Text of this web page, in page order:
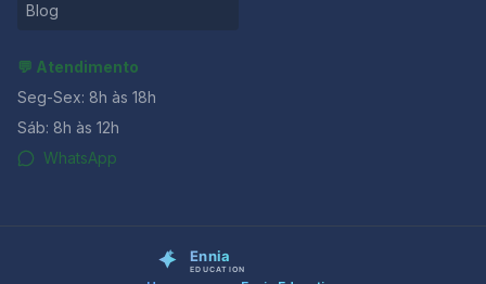
Blog
💬 Atendimento
Seg-Sex: 8h às 18h
Sáb: 8h às 12h
WhatsApp